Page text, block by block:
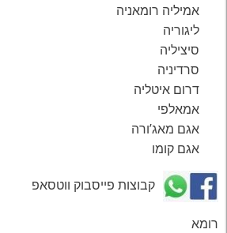
אמיליה רומאניה
ליגוריה
סיציליה
סרדיניה
דרום איטליה
אמאלפי
אגם מאג’ורה
אגם קומו
קבוצות פייסבוק ווטסאפ
רומא